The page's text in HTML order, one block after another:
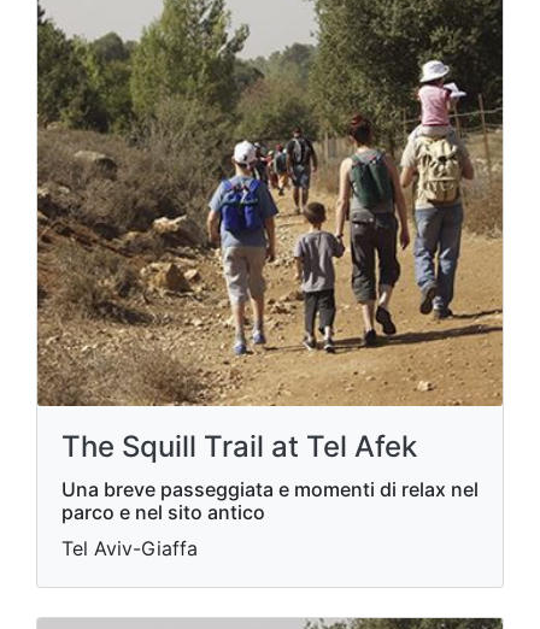
The Squill Trail at Tel Afek
Una breve passeggiata e momenti di relax nel
parco e nel sito antico
Tel Aviv-Giaffa